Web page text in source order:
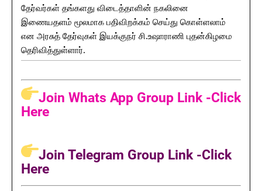
தேர்வர்கள் தங்களது விடைத்தாளின் நகலினை
இணையதளம் மூலமாக பதிவிறக்கம் செய்து கொள்ளலாம்
என அரசுத் தேர்வுகள் இயக்குநர் சி.உஷாராணி புதன்கிழமை
தெரிவித்துள்ளார்.
Join Whats App Group Link -Click
Here
Join Telegram Group Link -Click
Here